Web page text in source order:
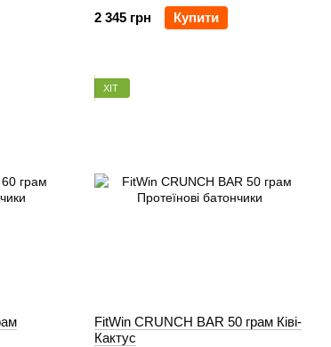
2 345 грн
Купити
ХІТ
FitWin CRUNCH BAR 50 грам Ківі-
Кактус